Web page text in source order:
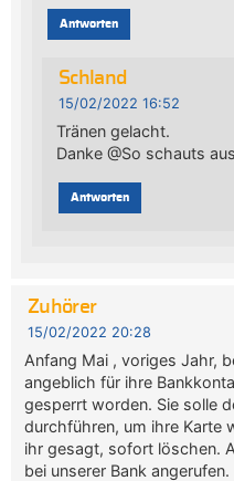
Antworten
Schland
15/02/2022 16:52
Tränen gelacht.
Danke @So schauts
Antworten
Zuhörer
15/02/2022 20:28
Anfang Mai , voriges Jahr,
angeblich für ihre
gesperrt worden. Sie solle
durchführen, um ihre Karte
ihr gesagt, sofort löschen.
bei unserer Bank